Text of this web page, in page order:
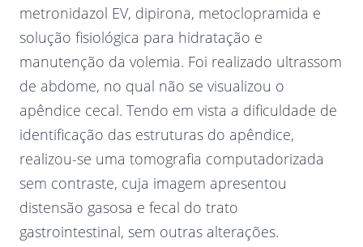
metronidazol EV, dipirona, metoclopramida e
solução fisiológica para hidratação e
manutenção da volemia. Foi realizado ultrassom
de abdome, no qual não se visualizou o
apêndice cecal. Tendo em vista a dificuldade de
identificação das estruturas do apêndice,
realizou-se uma tomografia computadorizada
sem contraste, cuja imagem apresentou
distensão gasosa e fecal do trato
gastrointestinal, sem outras alterações.